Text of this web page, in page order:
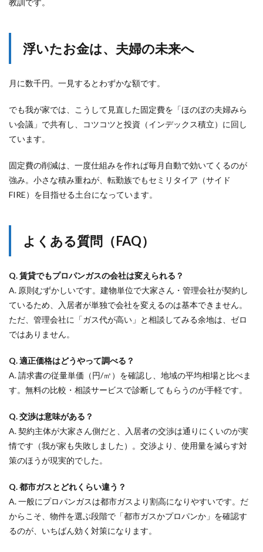
浮いたお金は、夫婦の未来へ
月に数千円。一見するとわずかな額です。
でも我が家では、こうして見直した固定費を「ほのぼの夫婦みら
い会議」で共有し、コツコツと投資（インデックス積立）に回し
ています。
固定費の削減は、一度仕組みを作れば毎月自動で効いてくるのが
強み。小さな積み重ねが、転勤族でもセミリタイア（サイド
FIRE）を目指せる土台になっています。
よくある質問（FAQ）
Q. 賃貸でもプロパンガスの会社は変えられる？
A. 原則むずかしいです。建物単位で大家さん・管理会社が契約し
ているため、入居者が単独で会社を変えるのは基本できません。
ただ、管理会社に「ガス代が高い」と相談してみる余地は、ゼロ
ではありません。
Q. 適正価格はどうやって調べる？
A. 請求書の従量単価（円/㎥）を確認し、地域の平均相場と比べま
す。無料の比較・相談サービスで診断してもらうのが手軽です。
Q. 交渉は意味がある？
A. 契約主体が大家さん側だと、入居者の交渉は通りにくいのが実
情です（我が家も失敗しました）。交渉より、使用量を減らす対
策のほうが現実的でした。
Q. 都市ガスとどれくらい違う？
A. 一般にプロパンガスは都市ガスより割高になりやすいです。だ
からこそ、物件を選ぶ段階で「都市ガスかプロパンか」を確認す
るのが、いちばん効く対策になります。